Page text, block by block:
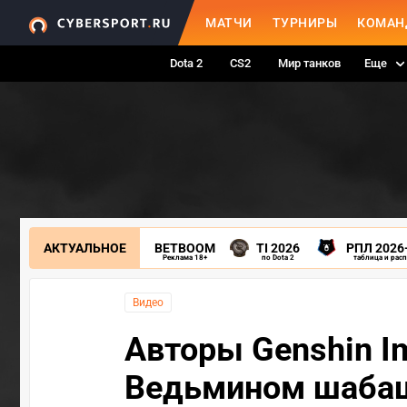
МАТЧИ ТУРНИРЫ
Dota 2 CS2 Мир танков Еще
АКТУАЛЬНОЕ BETBOOM
Реклама 18+
TI 2026
по Dota 2
РПЛ
таблица и
Видео
Авторы Genshin
Ведьмином